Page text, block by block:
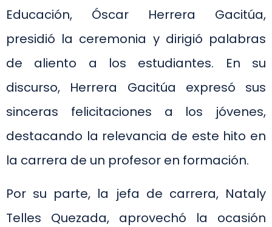
Educación, Óscar Herrera Gacitúa,
presidió la ceremonia y dirigió palabras
de aliento a los estudiantes. En su
discurso, Herrera Gacitúa expresó sus
sinceras felicitaciones a los jóvenes,
destacando la relevancia de este hito en
la carrera de un profesor en formación.
Por su parte, la jefa de carrera, Nataly
Telles Quezada, aprovechó la ocasión